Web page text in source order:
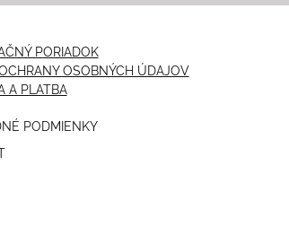
PORIADOK
OSOBNÝCH ÚDAJOV
A PLATBA
PODMIENKY